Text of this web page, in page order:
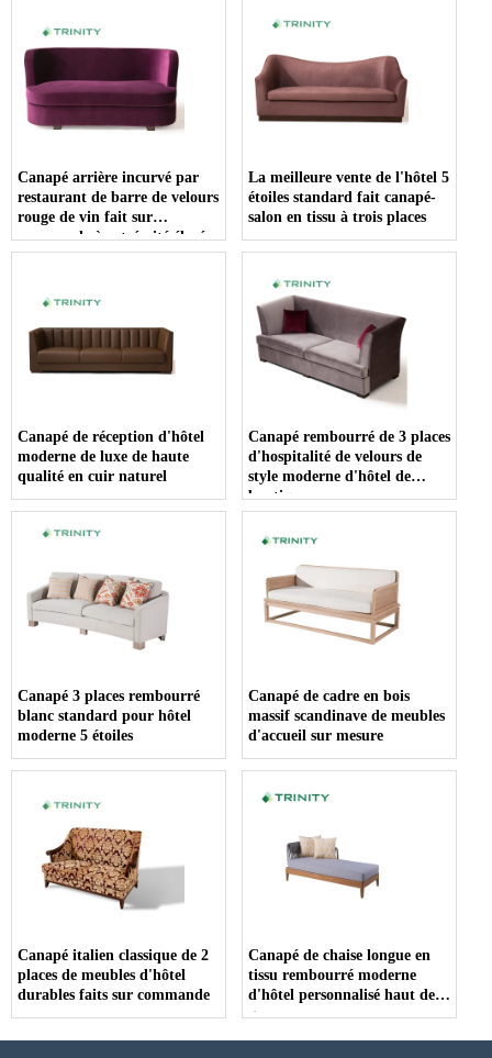
Canapé arrière incurvé par
restaurant de barre de velours
rouge de vin fait sur
commande à extrémité élevé
La meilleure vente de l'hôtel 5
étoiles standard fait canapé-
salon en tissu à trois places
Canapé de réception d'hôtel
moderne de luxe de haute
qualité en cuir naturel
Canapé rembourré de 3 places
d'hospitalité de velours de
style moderne d'hôtel de
boutique
Canapé 3 places rembourré
blanc standard pour hôtel
moderne 5 étoiles
Canapé de cadre en bois
massif scandinave de meubles
d'accueil sur mesure
Canapé italien classique de 2
places de meubles d'hôtel
durables faits sur commande
Canapé de chaise longue en
tissu rembourré moderne
d'hôtel personnalisé haut de
gamme